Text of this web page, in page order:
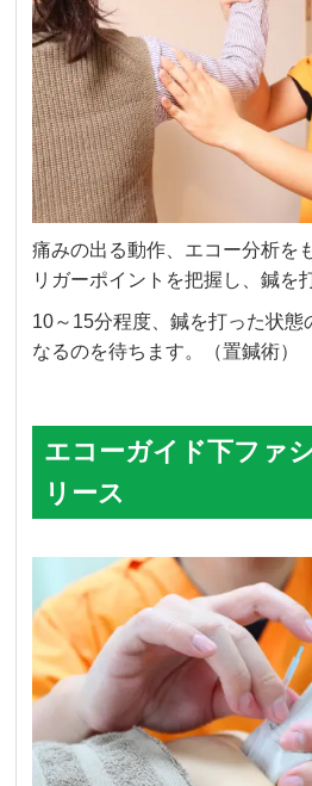
痛みの出る動作、エコー分析を
リガーポイントを把握し、鍼を
10～15分程度、鍼を打った状態
なるのを待ちます。（置鍼術）
エコーガイド下ファ
リース